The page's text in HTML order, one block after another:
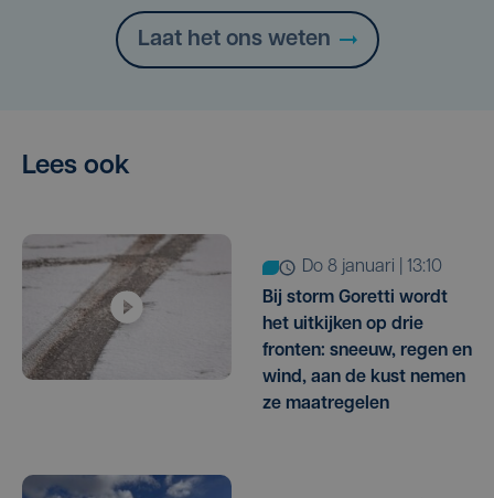
Laat het ons weten
Lees ook
do 8 januari | 13:10
Bij storm Goretti wordt
het uitkijken op drie
fronten: sneeuw, regen en
wind, aan de kust nemen
ze maatregelen